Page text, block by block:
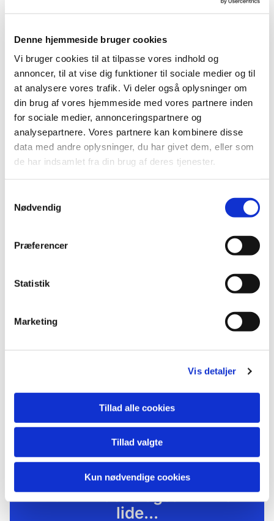
Denne hjemmeside bruger cookies
Vi bruger cookies til at tilpasse vores indhold og
annoncer, til at vise dig funktioner til sociale medier og til
at analysere vores trafik. Vi deler også oplysninger om
din brug af vores hjemmeside med vores partnere inden
for sociale medier, annonceringspartnere og
analysepartnere. Vores partnere kan kombinere disse
data med andre oplysninger, du har givet dem, eller som
de har indsamlet fra din brug af deres tjenester.
Nødvendig
Præferencer
Statistik
Marketing
Vis detaljer
Tillad alle cookies
Tillad valgte
Kun nødvendige cookies
energi og glæde sammen. Alle kan være med, og
og ro gennem rytme, gentagelse og fælles ritualer.
Det hele foregår i kirkerummet på en måde, man
nok ikke lige har prøvet før!
Det foregår hver onsdag kl. 14-15.
For mere info og tilmelding:
AkroBeat | Københavns Stift
Du kan også henvende dig direkte til instruktøren,
akrobeat@folkekirken-vesterbro.dk
Du vil måske også kunne
lide...